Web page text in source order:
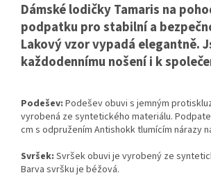
Dámské lodičky Tamaris na
podpatku pro stabilní a
Lakový vzor vypadá elegantně.
každodennímu nošení i k
Podešev: Podešev obuvi s jemným
vyrobená ze syntetického materiálu.
cm s odpružením Antishokk tlumícím nárazy
Svršek: Svršek obuvi je vyrobený ze
Barva svršku je béžová.